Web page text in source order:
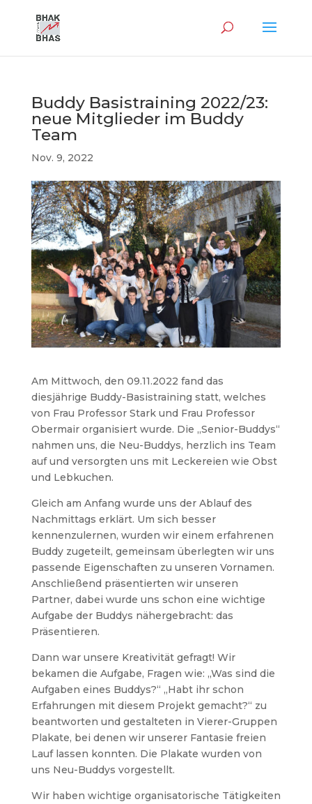
Buddy Basistraining 2022/23:
neue Mitglieder im Buddy
Team
Nov. 9, 2022
Am Mittwoch, den 09.11.2022 fand das
diesjährige Buddy-Basistraining statt, welches
von Frau Professor Stark und Frau Professor
Obermair organisiert wurde. Die „Senior-Buddys“
nahmen uns, die Neu-Buddys, herzlich ins Team
auf und versorgten uns mit Leckereien wie Obst
und Lebkuchen.
Gleich am Anfang wurde uns der Ablauf des
Nachmittags erklärt. Um sich besser
kennenzulernen, wurden wir einem erfahrenen
Buddy zugeteilt, gemeinsam überlegten wir uns
passende Eigenschaften zu unseren Vornamen.
Anschließend präsentierten wir unseren
Partner, dabei wurde uns schon eine wichtige
Aufgabe der Buddys nähergebracht: das
Präsentieren.
Dann war unsere Kreativität gefragt! Wir
bekamen die Aufgabe, Fragen wie: „Was sind die
Aufgaben eines Buddys?“ „Habt ihr schon
Erfahrungen mit diesem Projekt gemacht?“ zu
beantworten und gestalteten in Vierer-Gruppen
Plakate, bei denen wir unserer Fantasie freien
Lauf lassen konnten. Die Plakate wurden von
uns Neu-Buddys vorgestellt.
Wir haben wichtige organisatorische Tätigkeiten